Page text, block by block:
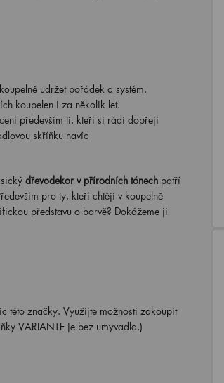
udržet pořádek a systém.
koupelen i za několik let.
především ti, kteří si rádi dopřejí
skříňku navíc
dřevodekor v přírodních tónech patří
pro ty, kteří chtějí v koupelně
představu o barvě? Dokážeme ji
této značky. Využijte možnosti zakoupit
VARIANTE je bez umyvadla.)